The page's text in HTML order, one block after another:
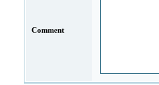
Comment